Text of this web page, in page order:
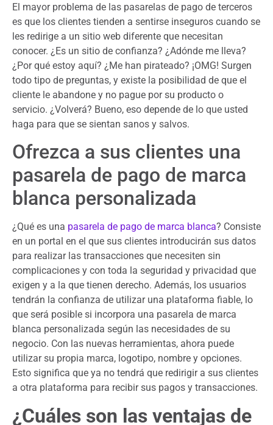
El mayor problema de las pasarelas de pago de terceros
es que los clientes tienden a sentirse inseguros cuando se
les redirige a un sitio web diferente que necesitan
conocer. ¿Es un sitio de confianza? ¿Adónde me lleva?
¿Por qué estoy aquí? ¿Me han pirateado? ¡OMG! Surgen
todo tipo de preguntas, y existe la posibilidad de que el
cliente le abandone y no pague por su producto o
servicio. ¿Volverá? Bueno, eso depende de lo que usted
haga para que se sientan sanos y salvos.
Ofrezca a sus clientes una
pasarela de pago de marca
blanca personalizada
¿Qué es una pasarela de pago de marca blanca? Consiste
en un portal en el que sus clientes introducirán sus datos
para realizar las transacciones que necesiten sin
complicaciones y con toda la seguridad y privacidad que
exigen y a la que tienen derecho. Además, los usuarios
tendrán la confianza de utilizar una plataforma fiable, lo
que será posible si incorpora una pasarela de marca
blanca personalizada según las necesidades de su
negocio. Con las nuevas herramientas, ahora puede
utilizar su propia marca, logotipo, nombre y opciones.
Esto significa que ya no tendrá que redirigir a sus clientes
a otra plataforma para recibir sus pagos y transacciones.
¿Cuáles son las ventajas de